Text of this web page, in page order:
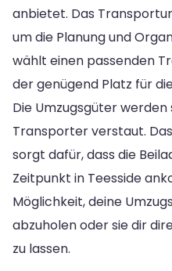
anbietet. Das
um die Planung und
wählt einen passenden
der genügend Platz für
Die Umzugsgüter
Transporter verstaut.
sorgt dafür, dass die
Zeitpunkt in Teesside
Möglichkeit, deine
abzuholen oder sie dir
zu lassen.